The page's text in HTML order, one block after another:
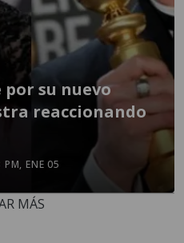
su nuevo
reaccionando
ENE 05
MÁS